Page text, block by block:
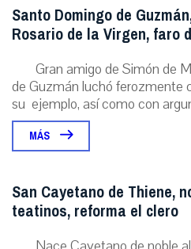
Santo Domingo de
Rosario de la Virgen, faro
Gran amigo de Simón de
de Guzmán luchó ferozmente
su ejemplo, así como con
MÁS
San Cayetano de Thiene,
teatinos, reforma el clero